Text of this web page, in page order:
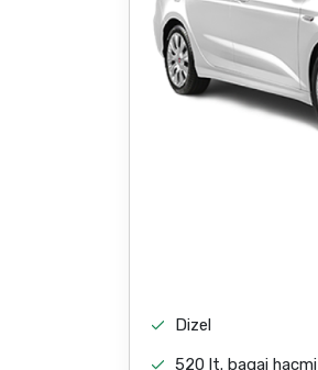
Dizel
520 lt. bagaj hacmi